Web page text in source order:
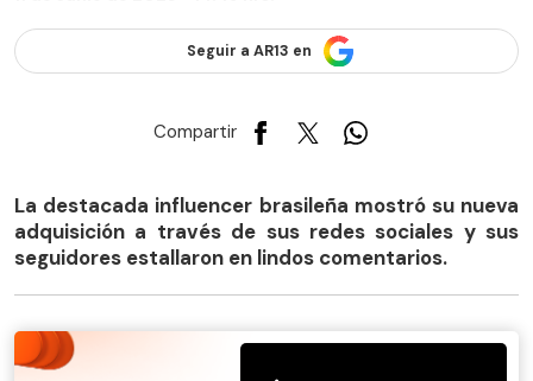
Seguir a AR13 en
Compartir
La destacada influencer brasileña mostró su nueva
adquisición a través de sus redes sociales y sus
seguidores estallaron en lindos comentarios.